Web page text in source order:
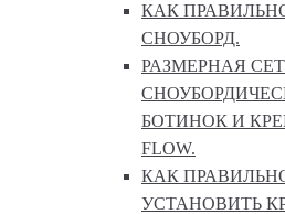
КАК
СНОУБОРД.
РАЗМЕРНАЯ
БОТИНОК И
FLOW.
КАК
УСТАНОВИТЬ